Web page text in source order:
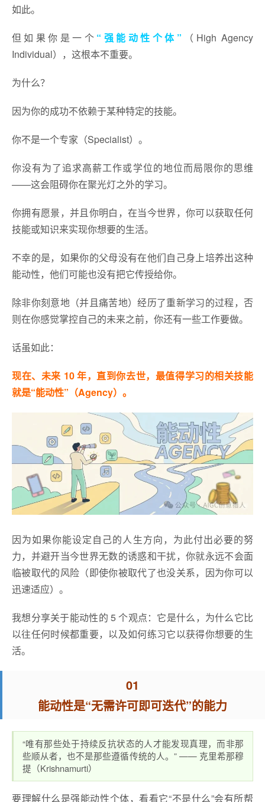
如此。
但如果你是一个 “强能动性个体” （High Agency
Individual），这根本不重要。
为什么？
因为你的成功不依赖于某种特定的技能。
你不是一个专家（Specialist）。
你没有为了追求高薪工作或学位的地位而局限你的思维
——这会阻碍你在聚光灯之外的学习。
你拥有愿景，并且你明白，在当今世界，你可以获取任何
技能或知识来实现你想要的生活。
不幸的是，如果你的父母没有在他们自己身上培养出这种
能动性，他们可能也没有把它传授给你。
除非你刻意地（并且痛苦地）经历了重新学习的过程，否
则在你感觉掌控自己的未来之前，你还有一些工作要做。
话虽如此：
现在、未来 10 年，直到你去世，最值得学习的相关技能
就是“能动性”（Agency）。
因为如果你能设定自己的人生方向，为此付出必要的努
力，并避开当今世界无数的诱惑和干扰，你就永远不会面
临被取代的风险（即使你被取代了也没关系，因为你可以
迅速适应）。
我想分享关于能动性的 5 个观点：它是什么，为什么它比
以往任何时候都重要，以及如何练习它以获得你想要的生
活。
01
能动性是“无需许可即可迭代”的能力
“唯有那些处于持续反抗状态的人才能发现真理，而非那
些顺从者，也不是那些遵循传统的人。” —— 克里希那穆
提（Krishnamurti）
要理解什么是强能动性个体，看看它“不是什么”会有所帮